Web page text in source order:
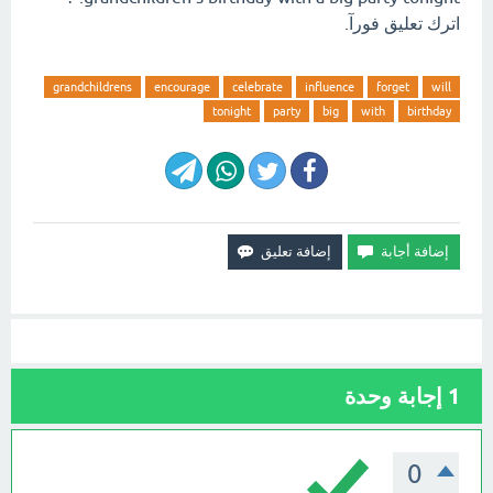
اترك تعليق فورآ.
will
forget
influence
celebrate
encourage
grandchildrens
birthday
with
big
party
tonight
1 إجابة وحدة
0